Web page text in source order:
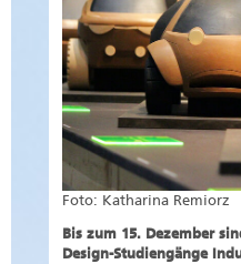
Foto: Katharina Remiorz
Bis zum 15. Dezember
Design-Studiengänge